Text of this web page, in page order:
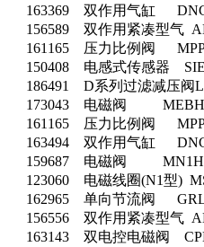
163369 双作用气缸
156589 双作用紧凑型气
161165 压力比例阀
150408 电感式传感器
186491 D系列过滤减压阀
173043 电磁阀 MEBH-
161165 压力比例阀
163494 双作用气缸 DNC-
159687 电磁阀 MN1H-
123060 电磁线圈(N1型)
162965 单向节流阀
156556 双作用紧凑型气
163143 双电控电磁阀